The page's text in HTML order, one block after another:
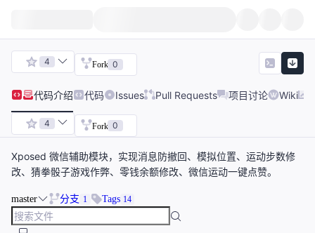
4 Fork 0
代码介绍 代码 Issues Pull Requests 项目讨论 Wiki
4 Fork 0
Xposed 微信辅助模块，实现消息防撤回、模拟位置、运动步数修
改、猜拳骰子游戏作弊、零钱余额修改、微信运动一键点赞。
master 分支 1 Tags 14